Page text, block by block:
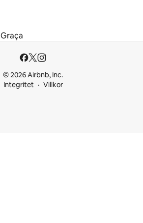
Graça
© 2026 Airbnb, Inc.
Integritet
Villkor